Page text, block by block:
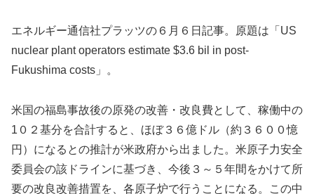
エネルギー通信社プラッツの６月６日記事。原題は「US
nuclear plant operators estimate $3.6 bil in post-
Fukushima costs」。
米国の福島事故後の原発の改善・改良費として、稼働中の
1０２基分を合計すると、ほぼ３６億ドル（約３６００憶
円）になるとの推計が米政府から出ました。米原子力安全
委員会の該ドラインに基づき、今後３～５年間をかけて所
要の改良改善措置を、各原子炉で行うことになる。この中